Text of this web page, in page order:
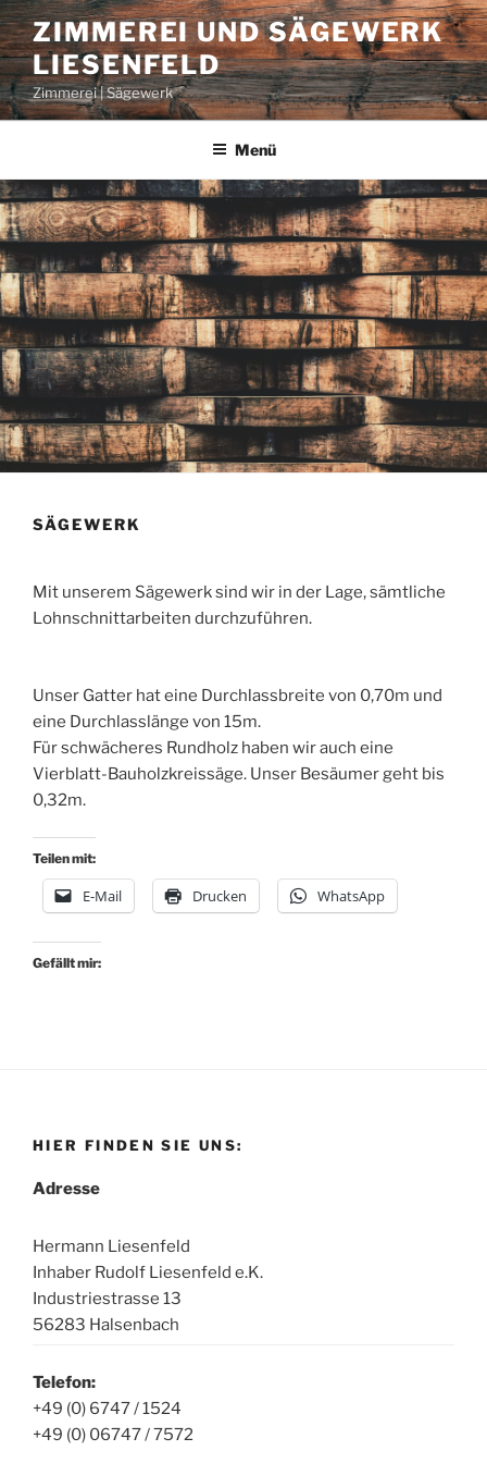
Zum
Inhalt
springen
ZIMMEREI UND SÄGEWERK
LIESENFELD
Zimmerei | Sägewerk
Menü
SÄGEWERK
Mit unserem Sägewerk sind wir in der Lage, sämtliche
Lohnschnittarbeiten durchzuführen.
Unser Gatter hat eine Durchlassbreite von 0,70m und
eine Durchlasslänge von 15m.
Für schwächeres Rundholz haben wir auch eine
Vierblatt-Bauholzkreissäge. Unser Besäumer geht bis
0,32m.
Teilen mit:
E-Mail Drucken WhatsApp
Gefällt mir:
HIER FINDEN SIE UNS:
Adresse
Hermann Liesenfeld
Inhaber Rudolf Liesenfeld e.K.
Industriestrasse 13
56283 Halsenbach
Telefon:
+49 (0) 6747 / 1524
+49 (0) 06747 / 7572